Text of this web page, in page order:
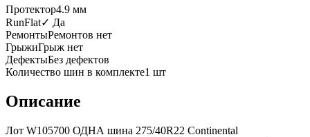
Протектор4.9 мм
RunFlat✓ Да
РемонтыРемонтов нет
ГрыжиГрыж нет
ДефектыБез дефектов
Количество шин в комплекте1 шт
Описание
Лот W105700 ОДНА шина 275/40R22 Continental